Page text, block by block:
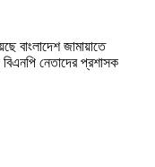
বাংলাদেশ জামায়াতে
নেতাদের প্রশাসক